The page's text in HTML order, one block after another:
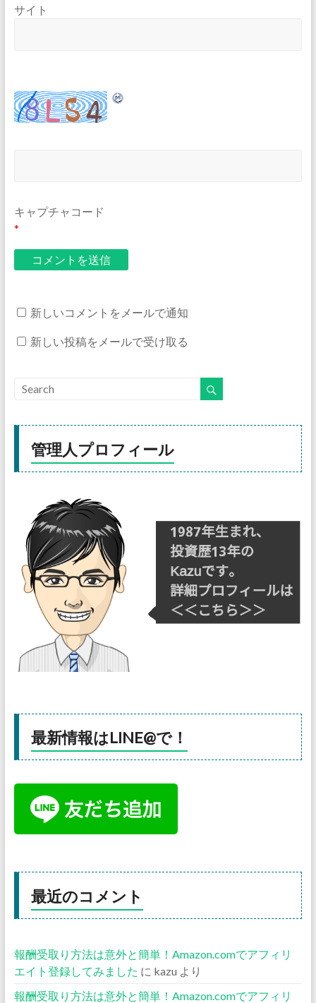
サイト
キャプチャコード
*
新しいコメントをメールで通知
新しい投稿をメールで受け取る
管理人プロフィール
最新情報はLINE@で！
最近のコメント
報酬受取り方法は意外と簡単！Amazon.comでアフィリ
エイト登録してみました に kazu より
報酬受取り方法は意外と簡単！Amazon.comでアフィリ